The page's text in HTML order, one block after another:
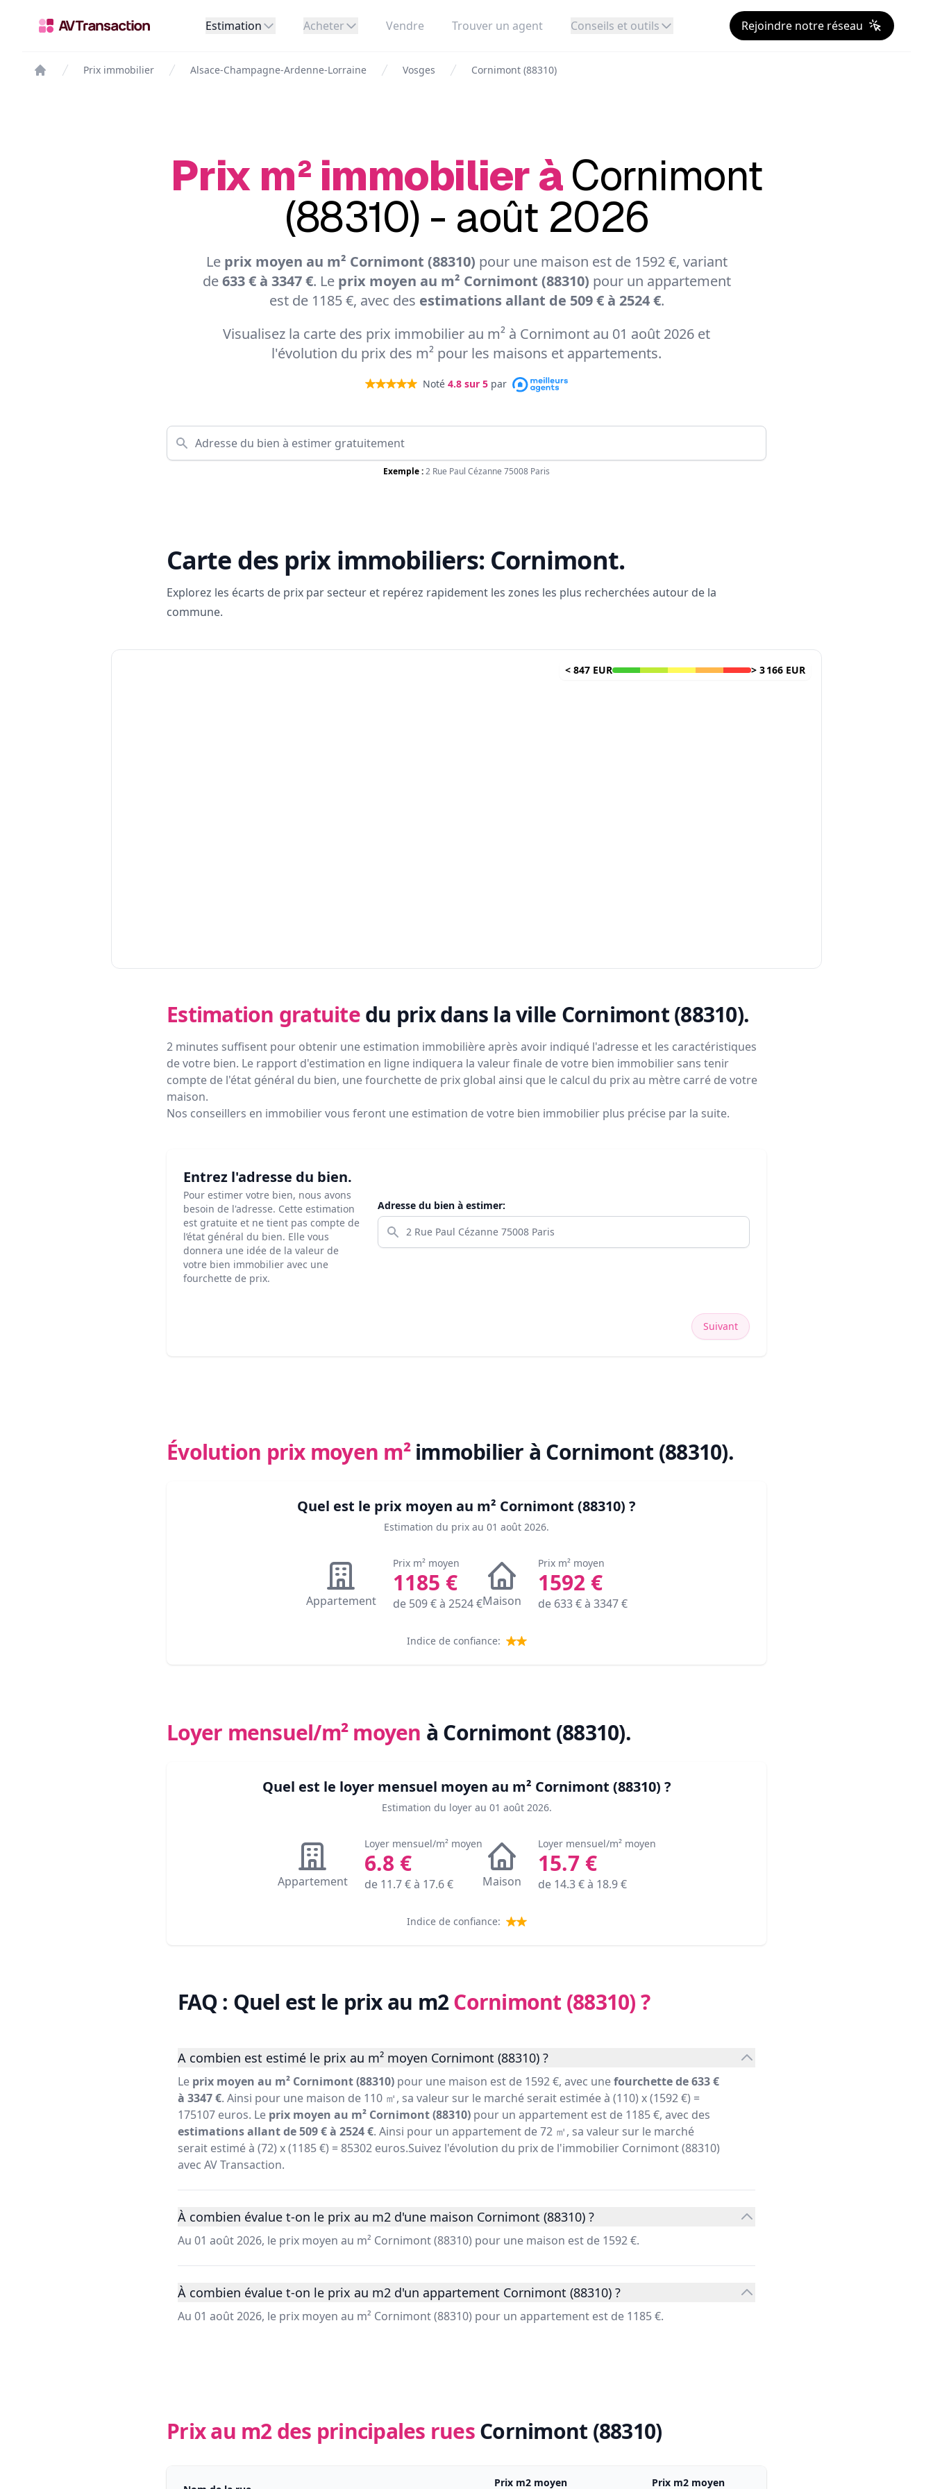
Estimation Acheter Vendre Trouver un agent Conseils et outils Rejoindre notre réseau
Prix immobilier Alsace-Champagne-Ardenne-Lorraine Vosges Cornimont (88310)
Prix m² immobilier àCornimont
(88310) - août 2026
Le prix moyen au m² Cornimont (88310) pour une maison est de 1592 €, variant
de633 € à 3347 €. Le prix moyen au m² Cornimont (88310) pour un appartement
est de 1185 €, avec des estimations allant de 509 € à 2524 €.
Visualisez la carte des prix immobilier au m² à Cornimont au 01 août 2026 et
l'évolution du prix des m² pour les maisons et appartements.
Noté 4.8 sur 5 par
Exemple :2 Rue Paul Cézanne 75008 Paris
Carte des prix immobiliers: Cornimont.
Explorez les écarts de prix par secteur et repérez rapidement les zones les plus recherchées autour de la
commune.
< 847 EUR > 3 166 EUR
Estimation gratuite du prixdans la ville Cornimont (88310).
2 minutes suffisent pour obtenir une estimation immobilière après avoir indiqué l'adresse et les caractéristiques
de votre bien. Le rapport d'estimation en ligne indiquera la valeur finale de votre bien immobilier sans tenir
compte de l'état général du bien, une fourchette de prix global ainsi que le calcul du prix au mètre carré de votre
maison.
Nos conseillers en immobilier vous feront une estimation de votre bien immobilier plus précise par la suite.
Entrez l'adresse du bien.
Pour estimer votre bien, nous avons
besoin de l'adresse. Cette estimation
est gratuite et ne tient pas compte de
l’état général du bien. Elle vous
donnera une idée de la valeur de
votre bien immobilier avec une
fourchette de prix.
Adresse du bien à estimer:
Suivant
Évolution prix moyen m² immobilier à Cornimont (88310).
Quel est le prix moyen au m² Cornimont (88310) ?
Estimation du prix au 01 août 2026.
Appartement
Prix m² moyen
1185 €
de 509€ à 2524€Maison
Prix m² moyen
1592€
de 633€ à 3347€
Indice de confiance:
Loyer mensuel/m² moyen à Cornimont (88310).
Quel est le loyer mensuel moyen au m² Cornimont (88310) ?
Estimation du loyer au 01 août 2026.
Appartement
Loyer mensuel/m² moyen
6.8 €
de 11.7€ à 17.6€ Maison
Loyer mensuel/m² moyen
15.7€
de 14.3€ à 18.9€
Indice de confiance:
FAQ : Quel est le prix au m2Cornimont (88310)?
A combien est estimé le prix au m² moyen Cornimont (88310) ?
Le prix moyen au m² Cornimont (88310) pour une maison est de 1592 €, avec unefourchette de 633 €
à 3347 €. Ainsi pour une maison de 110 ㎡, sa valeur sur le marché serait estimée à (110) x (1592 €) =
175107 euros. Le prix moyen au m² Cornimont (88310) pour un appartement est de 1185 €, avec des
estimations allant de 509 € à 2524 €. Ainsi pour un appartement de 72 ㎡, sa valeur sur le marché
serait estimé à (72) x (1185 €) = 85302 euros.Suivez l'évolution du prix de l'immobilier Cornimont (88310)
avec AV Transaction.
À combien évalue t-on le prix au m2 d'une maison Cornimont (88310) ?
Au 01 août 2026, le prix moyen au m² Cornimont (88310) pour une maison est de 1592 €.
À combien évalue t-on le prix au m2 d'un appartement Cornimont (88310) ?
Au 01 août 2026, le prix moyen au m² Cornimont (88310) pour un appartement est de 1185 €.
Prix au m2 des principales rues Cornimont (88310)
Prix m2 moyen Prix m2 moyen